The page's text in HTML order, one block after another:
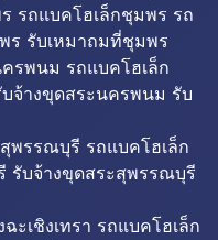
รถแบคโฮเล็กชุมพร รถ
ร รับเหมาถมที่ชุมพร
รพนม รถแบคโฮเล็ก
จ้างขุดสระนครพนม รับ
พรรณบุรี รถแบคโฮเล็ก
รับจ้างขุดสระสุพรรณบุรี
ะเชิงเทรา รถแบคโฮเล็ก